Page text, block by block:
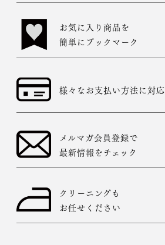
お気に入り商品を
簡単にブックマーク
様々なお支払い方法に対応
メルマガ会員登録で
最新情報をチェック
クリーニングも
お任せください